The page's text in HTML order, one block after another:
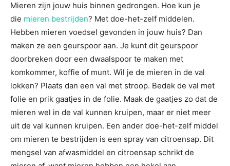
Mieren zijn jouw huis binnen gedrongen. Hoe kun je
die mieren bestrijden? Met doe-het-zelf middelen.
Hebben mieren voedsel gevonden in jouw huis? Dan
maken ze een geurspoor aan. Je kunt dit geurspoor
doorbreken door een dwaalspoor te maken met
komkommer, koffie of munt. Wil je de mieren in de val
lokken? Plaats dan een val met stroop. Bedek de val met
folie en prik gaatjes in de folie. Maak de gaatjes zo dat de
mieren wel in de val kunnen kruipen, maar er niet meer
uit de val kunnen kruipen. Een ander doe-het-zelf middel
om mieren te bestrijden is een spray van citroensap. Dit
mengsel van afwasmiddel en citroensap schrikt de